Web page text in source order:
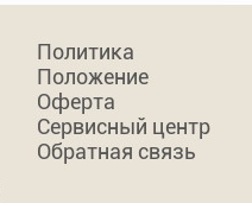
Политика
Положение
Оферта
Сервисный центр
Обратная связь